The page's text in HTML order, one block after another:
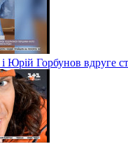
Юрій Горбунов вдруге